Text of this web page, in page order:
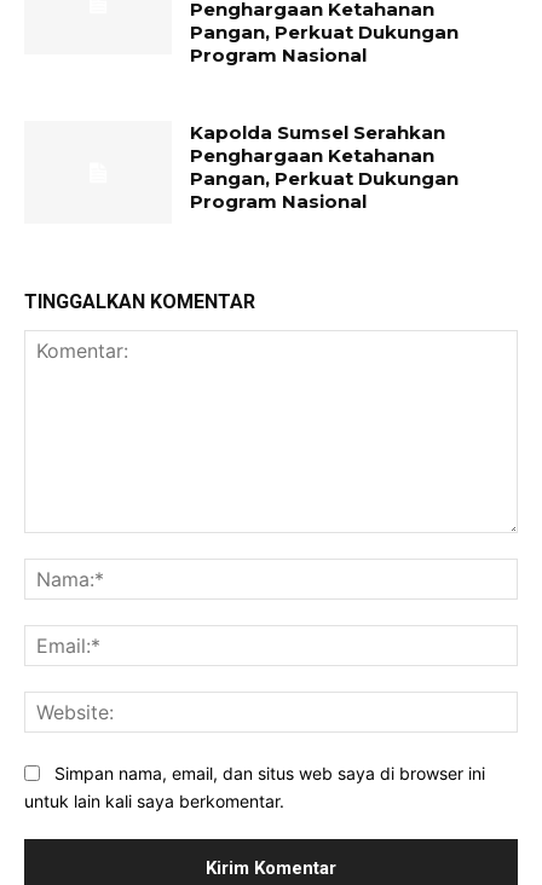
Penghargaan Ketahanan
Pangan, Perkuat Dukungan
Program Nasional
Kapolda Sumsel Serahkan
Penghargaan Ketahanan
Pangan, Perkuat Dukungan
Program Nasional
TINGGALKAN KOMENTAR
Simpan nama, email, dan situs web saya di browser ini
untuk lain kali saya berkomentar.